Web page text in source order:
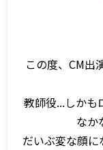
この度、CM出
教師役...しかも
なか
だいぶ変な顔